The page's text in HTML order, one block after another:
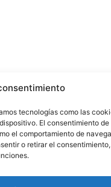
tecnologías como las
El consentimiento de
el comportamiento de
o retirar el